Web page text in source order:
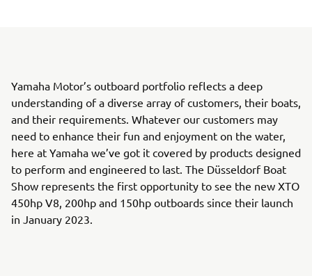
Yamaha Motor’s outboard portfolio reflects a deep
understanding of a diverse array of customers, their boats,
and their requirements. Whatever our customers may
need to enhance their fun and enjoyment on the water,
here at Yamaha we’ve got it covered by products designed
to perform and engineered to last. The Düsseldorf Boat
Show represents the first opportunity to see the new XTO
450hp V8, 200hp and 150hp outboards since their launch
in January 2023.